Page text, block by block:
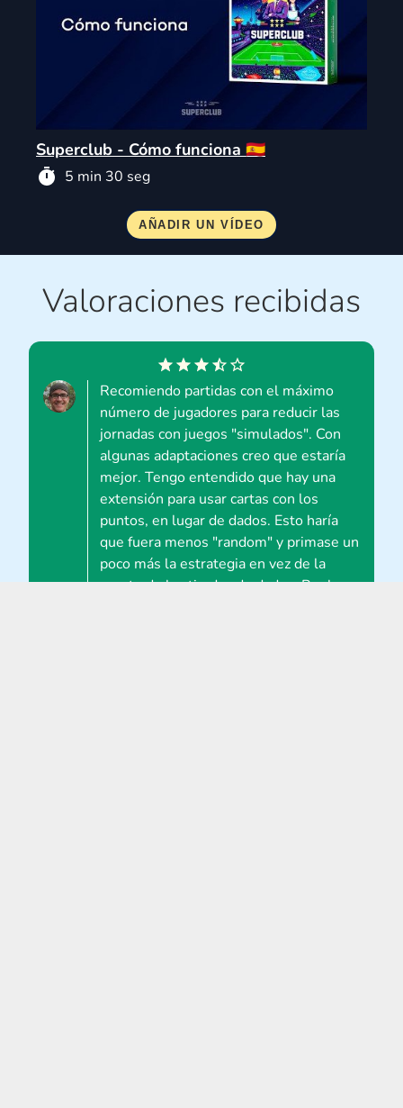
Superclub - Cómo funciona 🇪🇸
5 min 30 seg
Valoraciones recibidas
Recomiendo partidas con el máximo
número de jugadores para reducir las
jornadas con juegos "simulados". Con
algunas adaptaciones creo que estaría
mejor. Tengo entendido que hay una
extensión para usar cartas con los
puntos, en lugar de dados. Esto haría
que fuera menos "random" y primase un
poco más la estrategia en vez de la
suerte de las tiradas de dados. Por lo